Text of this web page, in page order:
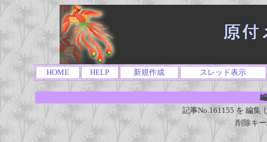
HOME HELP 新規作成 スレッド表示
記事No.161155 を 編集
削除キ